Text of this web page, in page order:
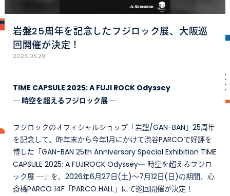
岩盤25周年を記念したフジロック展、大阪巡
回開催が決定！
2026.05.29
TIME CAPSULE 2025: A FUJI ROCK Odyssey
― 時空を超えるフジロック展 ―
フジロックのオフィシャルショップ「岩盤/GAN-BAN」25周年
を記念して、昨年末から今年1月にかけて渋谷PARCOで好評を
博した「GAN-BAN 25th Anniversary Special Exhibition TIME
CAPSULE 2025: A FUJIROCK Odyssey― 時空を超えるフジロ
ック展 ―」を、2026年6月27日(土)～7月12日(日)の期間、心
斎橋PARCO 14F「PARCO HALL」にて巡回開催が決定！